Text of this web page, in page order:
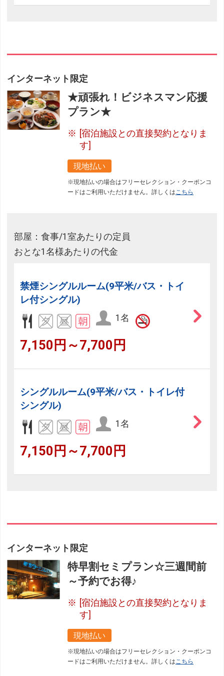
インターネット限定
★頑張れ！ビジネスマン応援
プラン★
[宿泊施設との直接契約となりま
す]
現地払い
※現地払いの場合はフリーセレクション・クーポンコ
ードはご利用いただけません。詳しくはこちら
部屋：食事/1室あたりの定員
おとな1名様あたりの代金
禁煙シングルルーム(9平米/バス・トイ
レ付シングル)
1名
7,150円～7,700円
シングルルーム(9平米/バス・トイレ付
シングル)
1名
7,150円～7,700円
インターネット限定
特早割セミプラン☆三週間前
～予約でお得♪
[宿泊施設との直接契約となりま
す]
現地払い
※現地払いの場合はフリーセレクション・クーポンコ
ードはご利用いただけません。詳しくはこちら